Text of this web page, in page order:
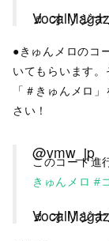
♬ オリジナル楽曲 –
●きゅんメロのコ
いてもらいます
「＃きゅんメロ
さい！
@vmw_jp
このコード進
きゅんメロ #
♬ オリジナル楽曲 –